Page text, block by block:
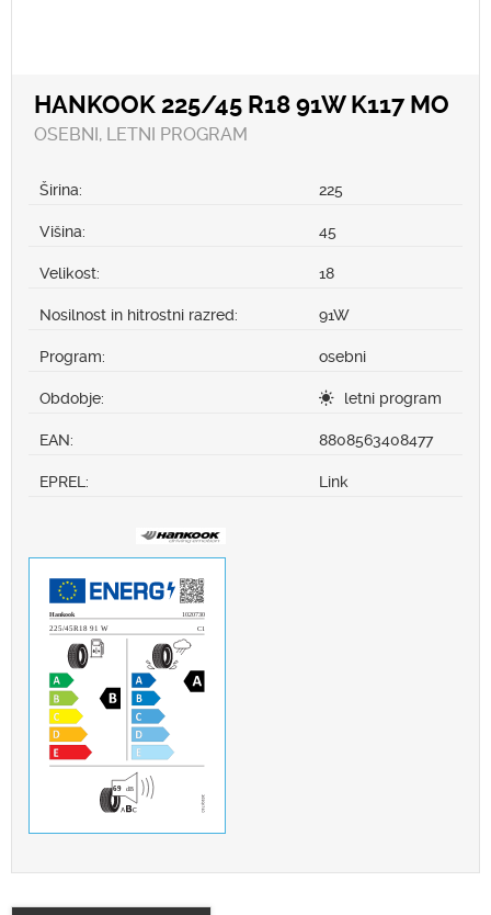
HANKOOK 225/45 R18 91W K117 MO
OSEBNI, LETNI PROGRAM
Širina: 225
Višina: 45
Velikost: 18
Nosilnost in hitrostni razred: 91W
Program: osebni
Obdobje: letni program
EAN: 8808563408477
EPREL: Link